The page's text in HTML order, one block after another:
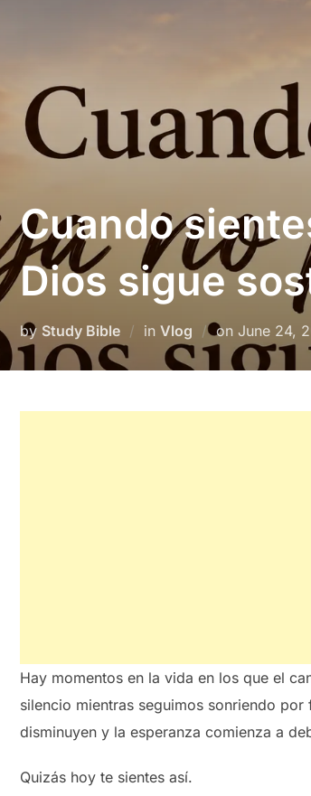
Cuando
Dios sigue
by Study Bible in Vlog on Posted
on
June 24,
Hay momentos en la vida en los que el
silencio mientras seguimos sonriendo
disminuyen y la esperanza comienza a
Quizás hoy te sientes así.